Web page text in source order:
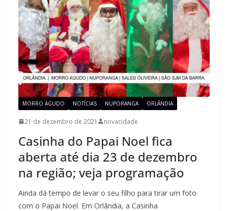
MORRO AGUDO NOTÍCIAS NUPORANGA ORLÂNDIA
21 de dezembro de 2021 novacidade
Casinha do Papai Noel fica
aberta até dia 23 de dezembro
na região; veja programação
Ainda dá tempo de levar o seu filho para tirar um foto
com o Papai Noel. Em Orlândia, a Casinha